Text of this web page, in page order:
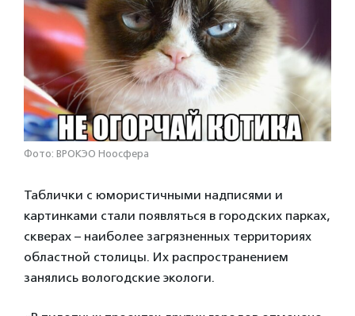
Фото: ВРОКЭО Ноосфера
Таблички с юмористичными надписями и
картинками стали появляться в городских парках,
скверах – наиболее загрязненных территориях
областной столицы. Их распространением
занялись вологодские экологи.